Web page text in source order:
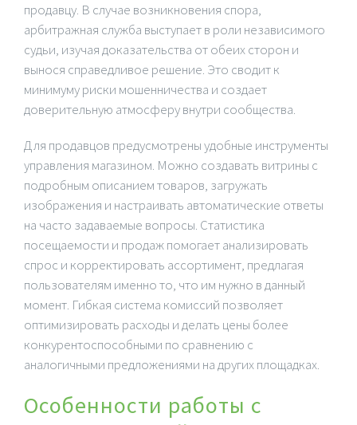
продавцу. В случае возникновения спора,
арбитражная служба выступает в роли независимого
судьи, изучая доказательства от обеих сторон и
вынося справедливое решение. Это сводит к
минимуму риски мошенничества и создает
доверительную атмосферу внутри сообщества.
Для продавцов предусмотрены удобные инструменты
управления магазином. Можно создавать витрины с
подробным описанием товаров, загружать
изображения и настраивать автоматические ответы
на часто задаваемые вопросы. Статистика
посещаемости и продаж помогает анализировать
спрос и корректировать ассортимент, предлагая
пользователям именно то, что им нужно в данный
момент. Гибкая система комиссий позволяет
оптимизировать расходы и делать цены более
конкурентоспособными по сравнению с
аналогичными предложениями на других площадках.
Особенности работы с